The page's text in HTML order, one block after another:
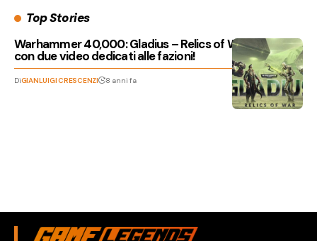
Top Stories
Warhammer 40,000: Gladius – Relics of War si mostra
con due video dedicati alle fazioni!
DiGIANLUIGI CRESCENZI 8 anni fa